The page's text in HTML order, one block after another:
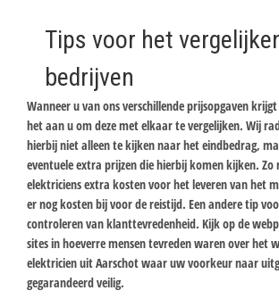
Tips voor het
bedrijven
Wanneer u van ons verschillende prijsopgaven
het aan u om deze met elkaar te vergelijken. Wij
hierbij niet alleen te kijken naar het eindbedrag,
eventuele extra prijzen die hierbij komen kijken. Zo
elektriciens extra kosten voor het leveren van het
er nog kosten bij voor de reistijd. Een andere tip
controleren van klanttevredenheid. Kijk op de
sites in hoeverre mensen tevreden waren over het
elektricien uit Aarschot waar uw voorkeur naar
gegarandeerd veilig.